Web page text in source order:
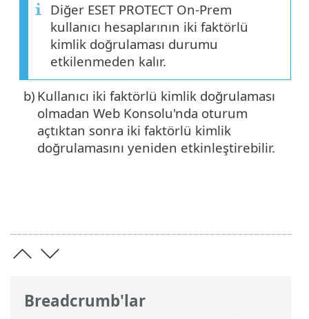
Breadcrumb'lar
Diğer ESET PROTECT On-Prem
kullanıcı hesaplarının iki faktörlü
kimlik doğrulaması durumu
etkilenmeden kalır.
b) Kullanıcı iki faktörlü kimlik doğrulaması
olmadan Web Konsolu'nda oturum
açtıktan sonra iki faktörlü kimlik
doğrulamasını yeniden etkinleştirebilir.